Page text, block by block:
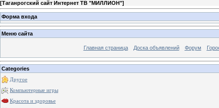
[Таганрогский сайт Интернет ТВ "МИЛЛИОН"]
Форма входа
Меню сайта
Главная страница Доска объявлений Форум
Categories
Другое
Компьютерные игры
Красота и здоровье